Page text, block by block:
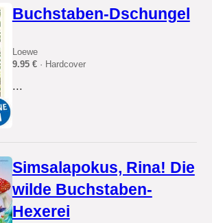
Buchstaben-Dschungel
Loewe
9.95 €· Hardcover
...
Simsalapokus, Rina! Die
wilde Buchstaben-
Hexerei